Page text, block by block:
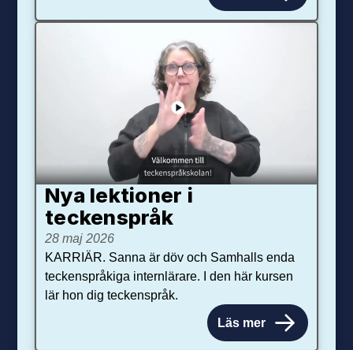
Nya lektioner i
teckenspråk
28 maj 2026
KARRIÄR. Sanna är döv och Samhalls enda
teckenspråkiga internlärare. I den här kursen
lär hon dig teckenspråk.
Läs mer